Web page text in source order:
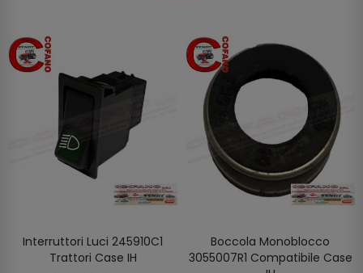
AGGIUNGI AL CARRELLO
Interruttori Luci 245910C1
Trattori Case IH
AGGIUNGI AL CARRELLO
Boccola Monoblocco
3055007R1 Compatibile Case